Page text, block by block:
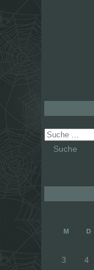
Suche
nach:
M D
3
4